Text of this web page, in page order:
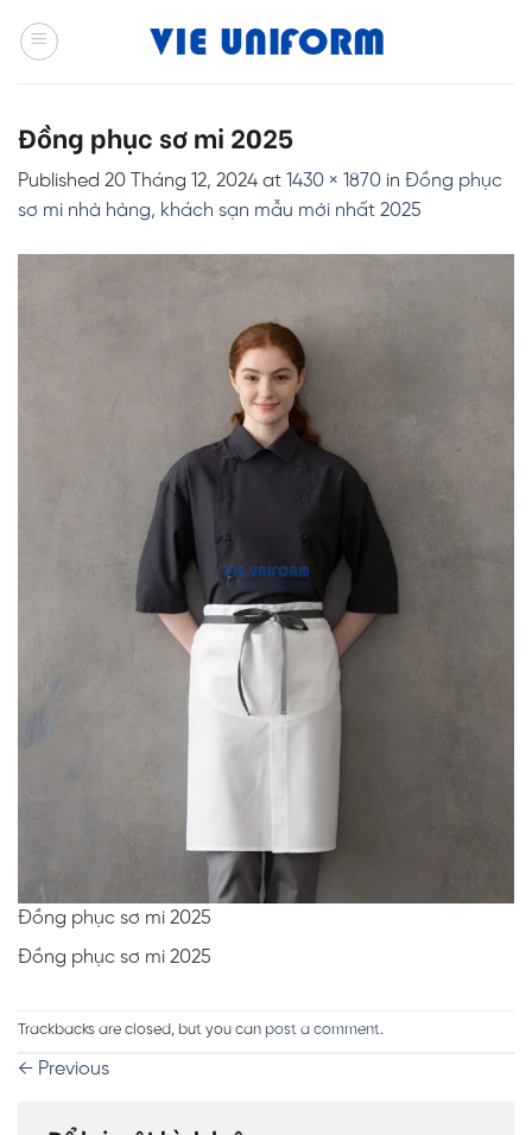
Đồng phục sơ mi 2025
Published 20 Tháng 12, 2024 at 1430 × 1870 in Đồng phục
sơ mi nhà hàng, khách sạn mẫu mới nhất 2025
Đồng phục sơ mi 2025
Đồng phục sơ mi 2025
Trackbacks are closed, but you can post a comment.
← Previous